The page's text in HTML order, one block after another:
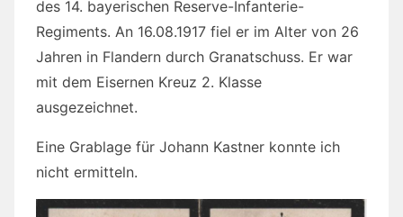
des 14. bayerischen Reserve-Infanterie-
Regiments. An 16.08.1917 fiel er im Alter von 26
Jahren in Flandern durch Granatschuss. Er war
mit dem Eisernen Kreuz 2. Klasse
ausgezeichnet.
Eine Grablage für Johann Kastner konnte ich
nicht ermitteln.